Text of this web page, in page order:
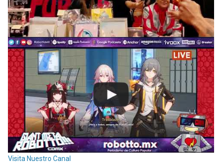
Visita Nuestro Canal